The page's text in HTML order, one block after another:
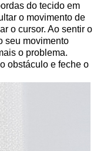
do tecido em
o movimento de
o cursor. Ao sentir o
seu movimento
o problema.
obstáculo e feche o